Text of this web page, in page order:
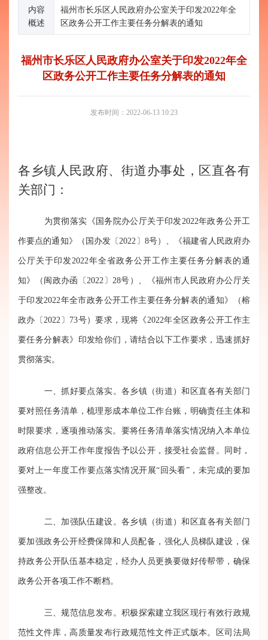
内容
概述
福州市长乐区人民政府办公室关于印发2022年全
区政务公开工作主要任务分解表的通知
福州市长乐区人民政府办公室关于印发2022年全
区政务公开工作主要任务分解表的通知
发布时间：2022-06-13 10:23
各乡镇人民政府、街道办事处，区直各有
关部门：
为贯彻落实《国务院办公厅关于印发2022年政务公开工
作要点的通知》（国办发〔2022〕8号）、《福建省人民政府办
公厅关于印发2022年全省政务公开工作主要任务分解表的通
知》（闽政办函〔2022〕28号）、《福州市人民政府办公厅关
于印发2022年全市政务公开工作主要任务分解表的通知》（榕
政办〔2022〕73号）要求，现将《2022年全区政务公开工作主
要任务分解表》印发给你们，请结合以下工作要求，迅速抓好
贯彻落实。
一、抓好要点落实。各乡镇（街道）和区直各有关部门
要对照任务清单，梳理形成本单位工作台账，明确责任主体和
时限要求，逐项推动落实。要将任务清单落实情况纳入本单位
政府信息公开工作年度报告予以公开，接受社会监督。同时，
要对上一年度工作要点落实情况开展“回头看”，未完成的要加
强整改。
二、加强队伍建设。各乡镇（街道）和区直各有关部门
要加强政务公开经费保障和人员配备，强化人员梯队建设，保
持政务公开队伍基本稳定，经办人员更换要做好传帮带，确保
政务公开各项工作不断档。
三、规范信息发布。积极探索建立我区现行有效行政规
范性文件库，高质量发布行政规范性文件正式版本。区司法局